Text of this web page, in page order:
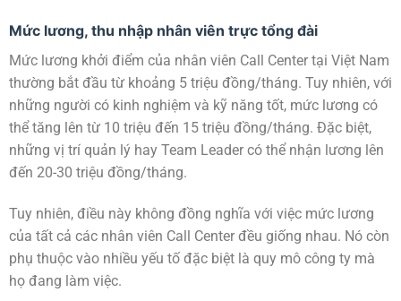
Mức lương, thu nhập nhân viên trực tổng đài
Mức lương khởi điểm của nhân viên Call Center tại Việt Nam
thường bắt đầu từ khoảng 5 triệu đồng/tháng. Tuy nhiên, với
những người có kinh nghiệm và kỹ năng tốt, mức lương có
thể tăng lên từ 10 triệu đến 15 triệu đồng/tháng. Đặc biệt,
những vị trí quản lý hay Team Leader có thể nhận lương lên
đến 20-30 triệu đồng/tháng.
Tuy nhiên, điều này không đồng nghĩa với việc mức lương
của tất cả các nhân viên Call Center đều giống nhau. Nó còn
phụ thuộc vào nhiều yếu tố đặc biệt là quy mô công ty mà
họ đang làm việc.